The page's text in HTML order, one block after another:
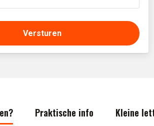
Praktische info Kleine